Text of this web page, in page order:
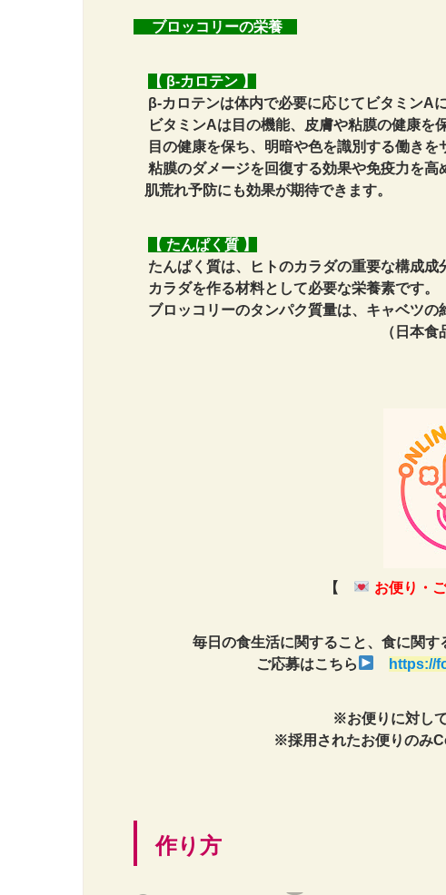
ブロッコリーの栄養
【 β-カロテン 】
β-カロテンは体内で必要に応じてビタミンAに
ビタミンAは目の機能、皮膚や粘膜の健康を
目の健康を保ち、明暗や色を識別する働きを
粘膜のダメージを回復する効果や免疫力を高
肌荒れ予防にも効果が期待できます。
【 たんぱく質 】
たんぱく質は、ヒトのカラダの重要な構成成
カラダを作る材料として必要な栄養素です。
ブロッコリーのタンパク質量は、キャベツの
（日本食品標準成分表
【 お便り・
毎日の食生活に関すること、食に関
ご応募はこちら
https://
※お便りに対し
※採用されたお便りのみ
作り方